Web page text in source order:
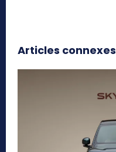
Articles connexes